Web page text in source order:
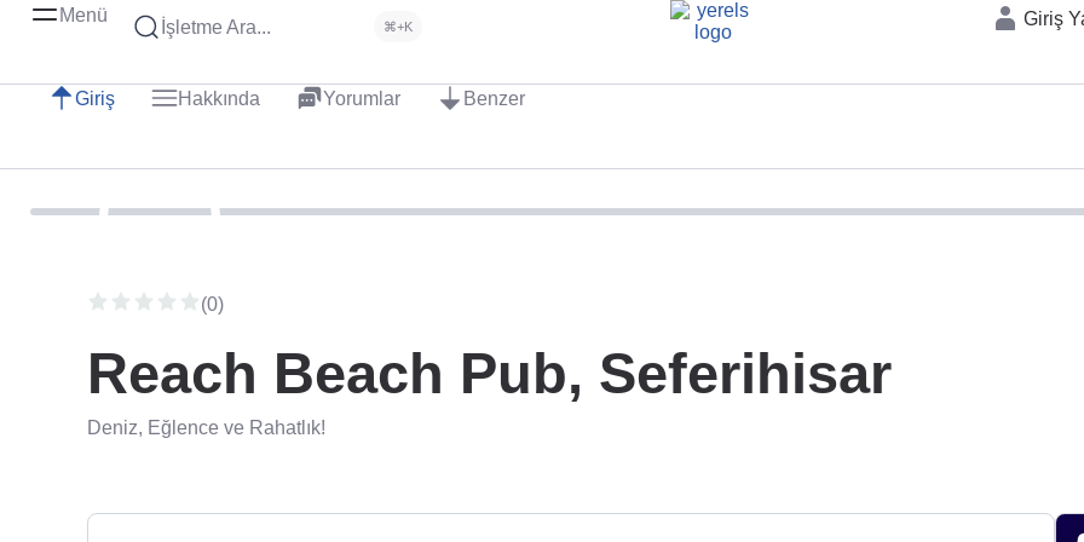
Menü
İşletme Ara... ⌘+K Giriş
Giriş Hakkında Yorumlar Benzer
(0)
Reach Beach Pub, Seferihisar
Deniz, Eğlence ve Rahatlık!